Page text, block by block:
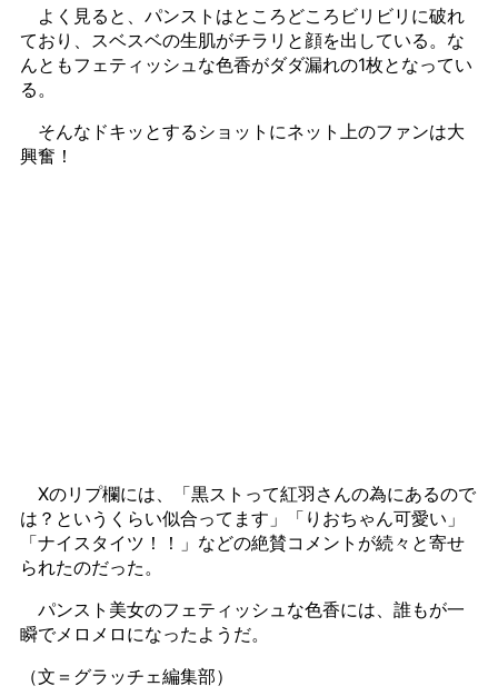
よく見ると、パンストはところどころビリビリに破れ
ており、スベスベの生肌がチラリと顔を出している。な
んともフェティッシュな色香がダダ漏れの1枚となってい
る。
そんなドキッとするショットにネット上のファンは大
興奮！
Xのリプ欄には、「黒ストって紅羽さんの為にあるので
は？というくらい似合ってます」「りおちゃん可愛い」
「ナイスタイツ！！」などの絶賛コメントが続々と寄せ
られたのだった。
パンスト美女のフェティッシュな色香には、誰もが一
瞬でメロメロになったようだ。
（文＝グラッチェ編集部）